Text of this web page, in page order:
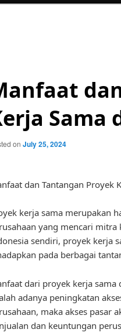
Sama
on July 25, 2024
dan Tantangan Proyek
kerja sama merupakan
yang mencari
sendiri, proyek kerja
pada berbagai
dari proyek kerja sama
adanya peningkatan
maka akses pasar
dan keuntungan